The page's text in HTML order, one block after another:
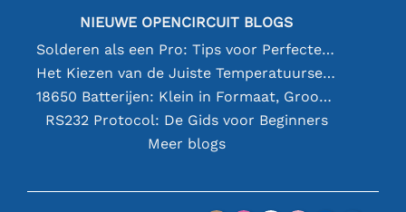
NIEUWE OPENCIRCUIT BLOGS
Solderen als een Pro: Tips voor Perfecte Elektronische Verbindingen
Het Kiezen van de Juiste Temperatuursensor [youtube]
18650 Batterijen: Klein in Formaat, Groot in Prestatie
RS232 Protocol: De Gids voor Beginners
Meer blogs